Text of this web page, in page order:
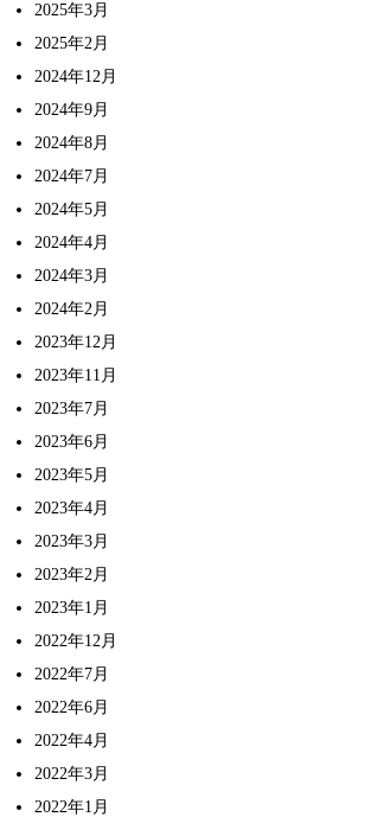
2025年3月
2025年2月
2024年12月
2024年9月
2024年8月
2024年7月
2024年5月
2024年4月
2024年3月
2024年2月
2023年12月
2023年11月
2023年7月
2023年6月
2023年5月
2023年4月
2023年3月
2023年2月
2023年1月
2022年12月
2022年7月
2022年6月
2022年4月
2022年3月
2022年1月